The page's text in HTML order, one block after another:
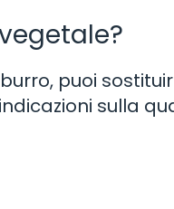
puoi
sulla